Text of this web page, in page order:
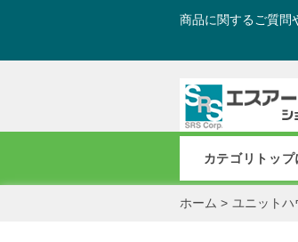
商品に関するご質問
カテゴリトップ
ホーム > ユニットハ